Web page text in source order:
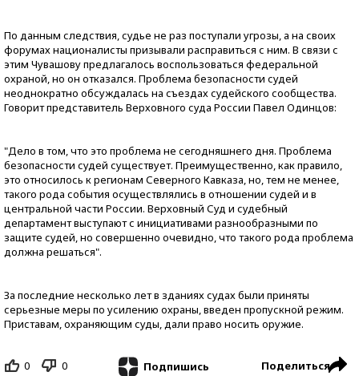
По данным следствия, судье не раз поступали угрозы, а на своих
форумах националисты призывали расправиться с ним. В связи с
этим Чувашову предлагалось воспользоваться федеральной
охраной, но он отказался. Проблема безопасности судей
неоднократно обсуждалась на съездах судейского сообщества.
Говорит представитель Верховного суда России Павел Одинцов:
"Дело в том, что это проблема не сегодняшнего дня. Проблема
безопасности судей существует. Преимущественно, как правило,
это относилось к регионам Северного Кавказа, но, тем не менее,
такого рода события осуществлялись в отношении судей и в
центральной части России. Верховный Суд и судебный
департамент выступают с инициативами разнообразными по
защите судей, но совершенно очевидно, что такого рода проблема
должна решаться".
За последние несколько лет в зданиях судах были приняты
серьезные меры по усилению охраны, введен пропускной режим.
Приставам, охраняющим суды, дали право носить оружие.
0 0 Подпишись Поделиться